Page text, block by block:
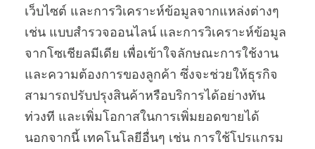
เว็บไซต์ และการวิเคราะห์ข้อมูลจากแหล่งต่างๆ
เช่น แบบสำรวจออนไลน์ และการวิเคราะห์ข้อมูล
จากโซเชียลมีเดีย เพื่อเข้าใจลักษณะการใช้งาน
และความต้องการของลูกค้า ซึ่งจะช่วยให้ธุรกิจ
สามารถปรับปรุงสินค้าหรือบริการได้อย่างทัน
ท่วงที และเพิ่มโอกาสในการเพิ่มยอดขายได้
นอกจากนี้ เทคโนโลยีอื่นๆ เช่น การใช้โปรแกรม